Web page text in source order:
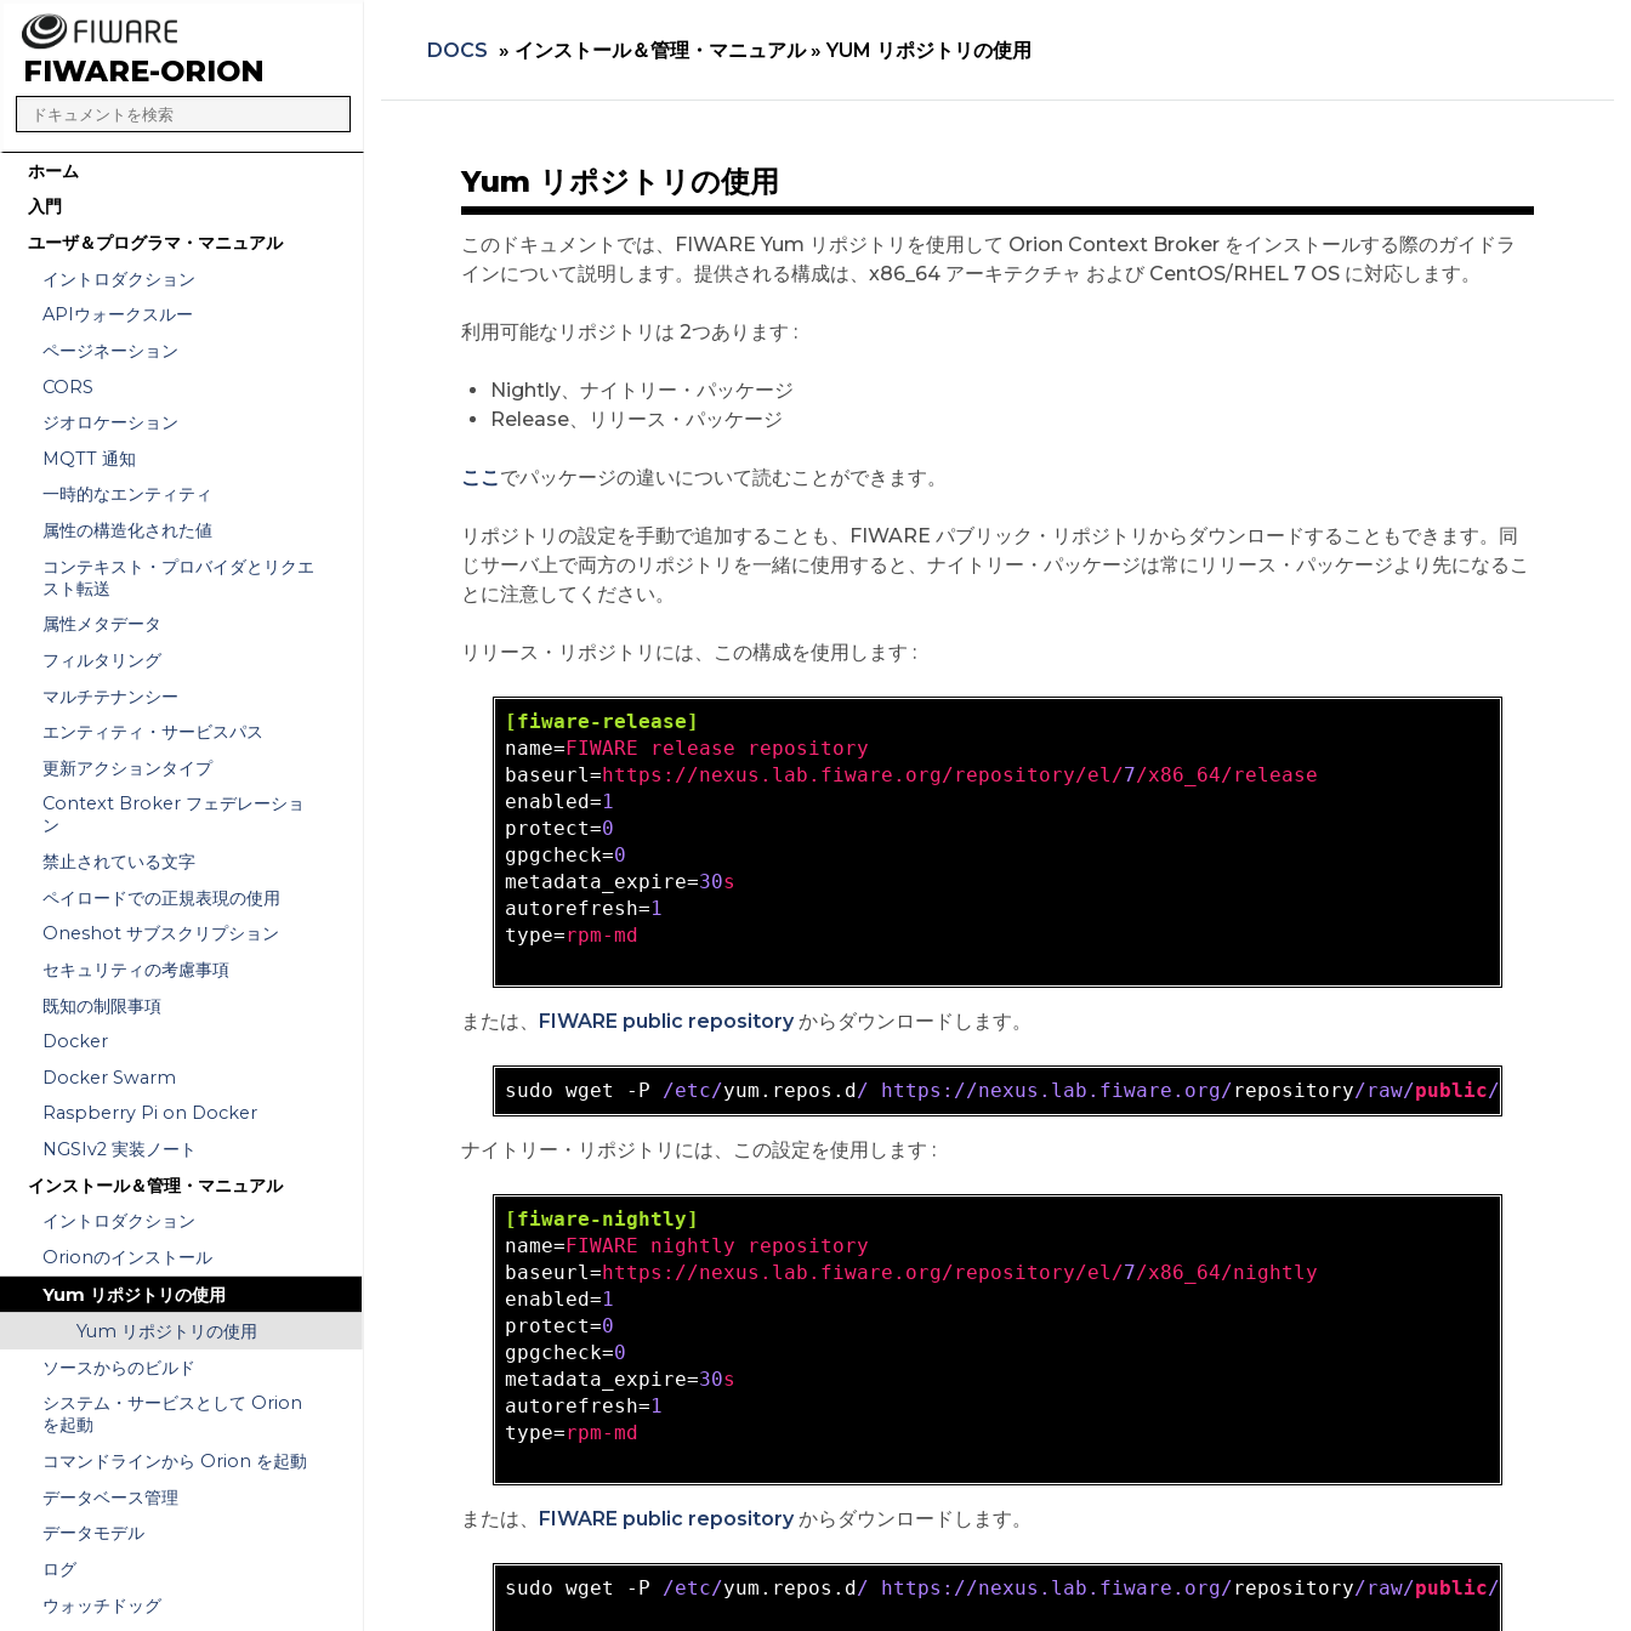
FIWARE-ORION
ホーム
入門
ユーザ＆プログラマ・マニュアル
イントロダクション
APIウォークスルー
ページネーション
CORS
ジオロケーション
MQTT 通知
一時的なエンティティ
属性の構造化された値
コンテキスト・プロバイダとリクエ
スト転送
属性メタデータ
フィルタリング
マルチテナンシー
エンティティ・サービスパス
更新アクションタイプ
Context Broker フェデレーショ
ン
禁止されている文字
ペイロードでの正規表現の使用
Oneshot サブスクリプション
セキュリティの考慮事項
既知の制限事項
Docker
Docker Swarm
Raspberry Pi on Docker
NGSIv2 実装ノート
インストール＆管理・マニュアル
イントロダクション
Orionのインストール
Yum リポジトリの使用
Yum リポジトリの使用
ソースからのビルド
システム・サービスとして Orion
を起動
コマンドラインから Orion を起動
データベース管理
データモデル
ログ
ウォッチドッグ
DOCS » インストール＆管理・マニュアル » YUM リポジトリの使用
Yum リポジトリの使用
このドキュメントでは、FIWARE Yum リポジトリを使用して Orion Context Broker をインストールする際のガイドラ
インについて説明します。提供される構成は、x86_64 アーキテクチャ および CentOS/RHEL 7 OS に対応します。
利用可能なリポジトリは 2つあります :
Nightly、ナイトリー・パッケージ
Release、リリース・パッケージ
ここ でパッケージの違いについて読むことができます。
リポジトリの設定を手動で追加することも、FIWARE パブリック・リポジトリからダウンロードすることもできます。同
じサーバ上で両方のリポジトリを一緒に使用すると、ナイトリー・パッケージは常にリリース・パッケージより先になるこ
とに注意してください。
リリース・リポジトリには、この構成を使用します :
[fiware-release]
name=FIWARE release repository
baseurl=https://nexus.lab.fiware.org/repository/el/7/x86_64/release
enabled=1
protect=0
gpgcheck=0
metadata_expire=30s
autorefresh=1
type=rpm-md
または、 FIWARE public repositoryからダウンロードします。
sudo wget -P /etc/yum.repos.d/ https://nexus.lab.fiware.org/repository/raw/public/
ナイトリー・リポジトリには、この設定を使用します :
[fiware-nightly]
name=FIWARE nightly repository
baseurl=https://nexus.lab.fiware.org/repository/el/7/x86_64/nightly
enabled=1
protect=0
gpgcheck=0
metadata_expire=30s
autorefresh=1
type=rpm-md
または、 FIWARE public repositoryからダウンロードします。
sudo wget -P /etc/yum.repos.d/ https://nexus.lab.fiware.org/repository/raw/public/